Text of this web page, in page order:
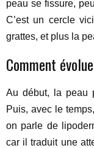
peau se fissure,
C’est un cercle
grattes, et plus la
Comment
Au début, la peau
Puis, avec le
on parle de
car il traduit une